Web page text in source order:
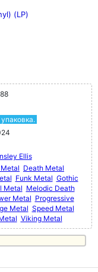
(LP)
Ellis
Death Metal
Funk Metal Gothic
Metal Melodic Death
Metal Progressive
Metal Speed Metal
Viking Metal